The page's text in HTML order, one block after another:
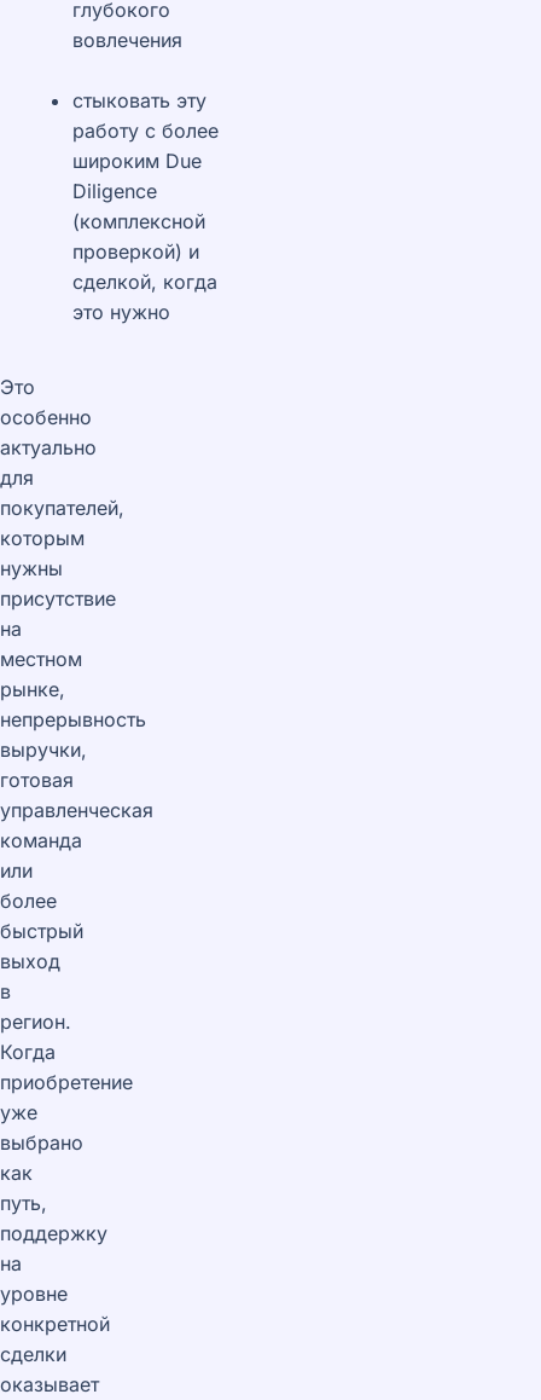
глубокого
вовлечения
стыковать эту
работу с более
широким Due
Diligence
(комплексной
проверкой) и
сделкой, когда
это нужно
Это
особенно
актуально
для
покупателей,
которым
нужны
присутствие
на
местном
рынке,
непрерывность
выручки,
готовая
управленческая
команда
или
более
быстрый
выход
в
регион.
Когда
приобретение
уже
выбрано
как
путь,
поддержку
на
уровне
конкретной
сделки
оказывает